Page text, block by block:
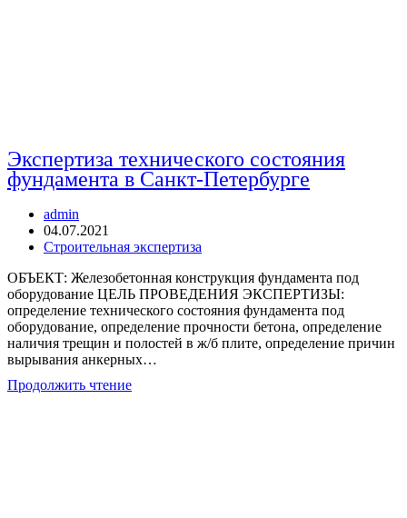
Экспертиза технического состояния
фундамента в Санкт-Петербурге
Автор
записи:
admin
Запись
опубликована:
04.07.2021
Рубрика
Строительная экспертиза
ОБЪЕКТ: Железобетонная конструкция фундамента под
оборудование ЦЕЛЬ ПРОВЕДЕНИЯ ЭКСПЕРТИЗЫ:
определение технического состояния фундамента под
оборудование, определение прочности бетона, определение
наличия трещин и полостей в ж/б плите, определение причин
вырывания анкерных…
Продолжить чтениеЭкспертиза